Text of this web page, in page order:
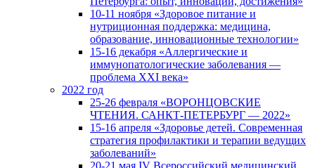
10-11 ноября «Здоровое питание и
нутриционная поддержка: медицина,
образование, инновационные технологии»
15-16 декабря «Аллергические и
иммунопатологические заболевания —
проблема XXI века»
2022 год
25-26 февраля «ВОРОНЦОВСКИЕ
ЧТЕНИЯ. САНКТ-ПЕТЕРБУРГ — 2022»
15-16 апреля «Здоровье детей. Современная
стратегия профилактики и терапии ведущих
заболеваний»
20-21 мая IV Всероссийский медицинский